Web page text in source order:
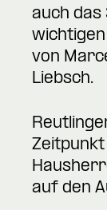
auch das
von
Liebsch.
auf den